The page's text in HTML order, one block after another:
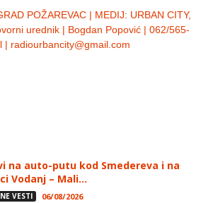
POŽAREVAC | MEDIJ: URBAN CITY,
urednik | Bogdan Popović | 062/565-
| radiourbancity@gmail.com
na auto-putu kod Smedereva i na
Vodanj – Mali...
VESTI 06/08/2026